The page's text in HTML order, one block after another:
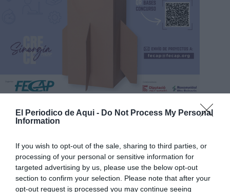
El Periodico de Aqui - Do Not Process My Personal
Information
If you wish to opt-out of the sale, sharing to third parties, or
processing of your personal or sensitive information for
targeted advertising by us, please use the below opt-out
section to confirm your selection. Please note that after your
opt-out request is processed you may continue seeing
El concurso, enmarcado en el proyectoSinergiaCrece
empresa, independientemente de su domicilio
jurídico, siempre que el proyecto tenga su
implantación en alguno de los municipios de las dos